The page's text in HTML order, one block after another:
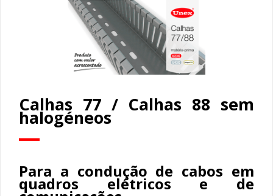
Calhas 77 / Calhas 88 sem
halogéneos
Para a condução de cabos em
quadros elétricos e de